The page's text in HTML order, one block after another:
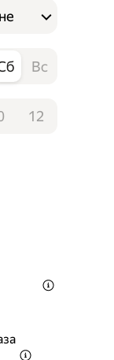
Вс
12